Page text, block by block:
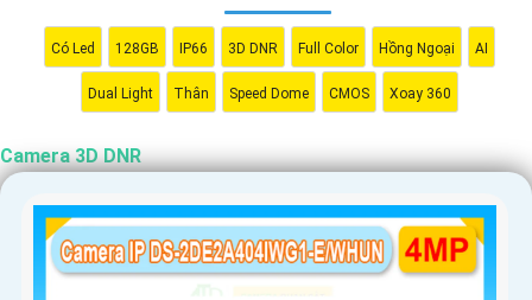
Có Led 128GB IP66 3D DNR Full Color Hồng Ngoại AI
Dual Light Thân Speed Dome CMOS Xoay 360
Camera 3D DNR